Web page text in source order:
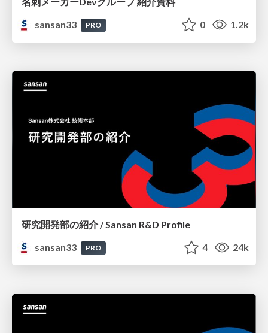
sansan33
PRO 0 1.2k
研究開発部の紹介 / Sansan R&D Profile
sansan33
PRO 4 24k